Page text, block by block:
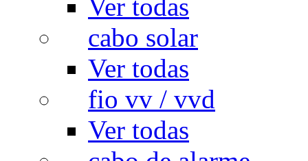
Ver todas
cabo solar
Ver todas
fio vv / vvd
Ver todas